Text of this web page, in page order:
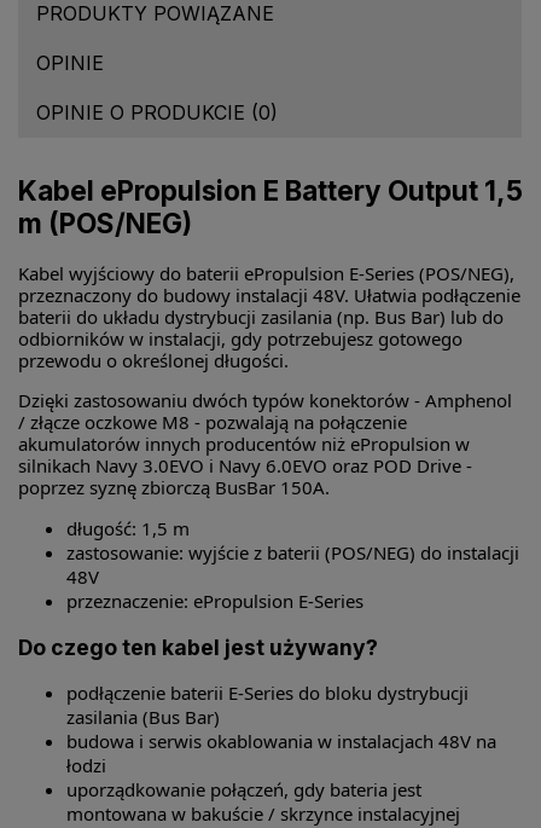
PRODUKTY POWIĄZANE
OPINIE
OPINIE O PRODUKCIE (0)
Kabel ePropulsion E Battery Output 1,5
m (POS/NEG)
Kabel wyjściowy do baterii ePropulsion E-Series (POS/NEG),
przeznaczony do budowy instalacji 48V. Ułatwia podłączenie
baterii do układu dystrybucji zasilania (np. Bus Bar) lub do
odbiorników w instalacji, gdy potrzebujesz gotowego
przewodu o określonej długości.
Dzięki zastosowaniu dwóch typów konektorów - Amphenol
/ złącze oczkowe M8 - pozwalają na połączenie
akumulatorów innych producentów niż ePropulsion w
silnikach Navy 3.0EVO i Navy 6.0EVO oraz POD Drive -
poprzez syznę zbiorczą BusBar 150A.
długość: 1,5 m
zastosowanie: wyjście z baterii (POS/NEG) do instalacji
48V
przeznaczenie: ePropulsion E-Series
Do czego ten kabel jest używany?
podłączenie baterii E-Series do bloku dystrybucji
zasilania (Bus Bar)
budowa i serwis okablowania w instalacjach 48V na
łodzi
uporządkowanie połączeń, gdy bateria jest
montowana w bakuście / skrzynce instalacyjnej